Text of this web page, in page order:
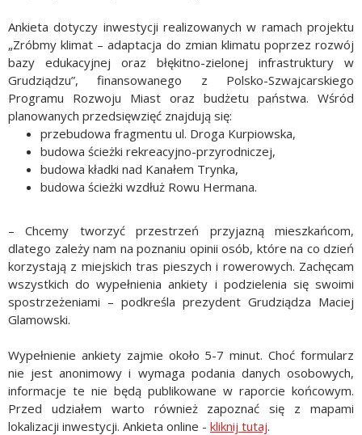
Ankieta dotyczy inwestycji realizowanych w ramach projektu
„Zróbmy klimat – adaptacja do zmian klimatu poprzez rozwój
bazy edukacyjnej oraz błękitno-zielonej infrastruktury w
Grudziądzu”, finansowanego z Polsko-Szwajcarskiego
Programu Rozwoju Miast oraz budżetu państwa. Wśród
planowanych przedsięwzięć znajdują się:
przebudowa fragmentu ul. Droga Kurpiowska,
budowa ścieżki rekreacyjno-przyrodniczej,
budowa kładki nad Kanałem Trynka,
budowa ścieżki wzdłuż Rowu Hermana.
– Chcemy tworzyć przestrzeń przyjazną mieszkańcom,
dlatego zależy nam na poznaniu opinii osób, które na co dzień
korzystają z miejskich tras pieszych i rowerowych. Zachęcam
wszystkich do wypełnienia ankiety i podzielenia się swoimi
spostrzeżeniami – podkreśla prezydent Grudziądza Maciej
Glamowski.
Wypełnienie ankiety zajmie około 5-7 minut. Choć formularz
nie jest anonimowy i wymaga podania danych osobowych,
informacje te nie będą publikowane w raporcie końcowym.
Przed udziałem warto również zapoznać się z mapami
lokalizacji inwestycji. Ankieta online - kliknij tutaj.